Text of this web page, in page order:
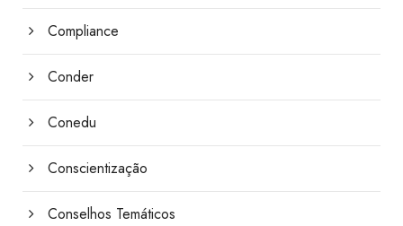
Compliance
Conder
Conedu
Conscientização
Conselhos Temáticos